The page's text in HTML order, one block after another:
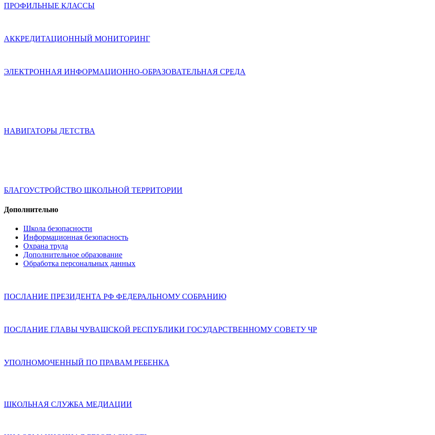
ПРОФИЛЬНЫЕ КЛАССЫ
АККРЕДИТАЦИОННЫЙ МОНИТОРИНГ
ЭЛЕКТРОННАЯ ИНФОРМАЦИОННО-ОБРАЗОВАТЕЛЬНАЯ СРЕДА
НАВИГАТОРЫ ДЕТСТВА
БЛАГОУСТРОЙСТВО ШКОЛЬНОЙ ТЕРРИТОРИИ
Дополнительно
Школа безопасности
Информационная безопасность
Охрана труда
Дополнительное образование
Обработка персональных данных
ПОСЛАНИЕ ПРЕЗИДЕНТА РФ ФЕДЕРАЛЬНОМУ СОБРАНИЮ
ПОСЛАНИЕ ГЛАВЫ ЧУВАШСКОЙ РЕСПУБЛИКИ ГОСУДАРСТВЕННОМУ СОВЕТУ ЧР
УПОЛНОМОЧЕННЫЙ ПО ПРАВАМ РЕБЕНКА
ШКОЛЬНАЯ СЛУЖБА МЕДИАЦИИ